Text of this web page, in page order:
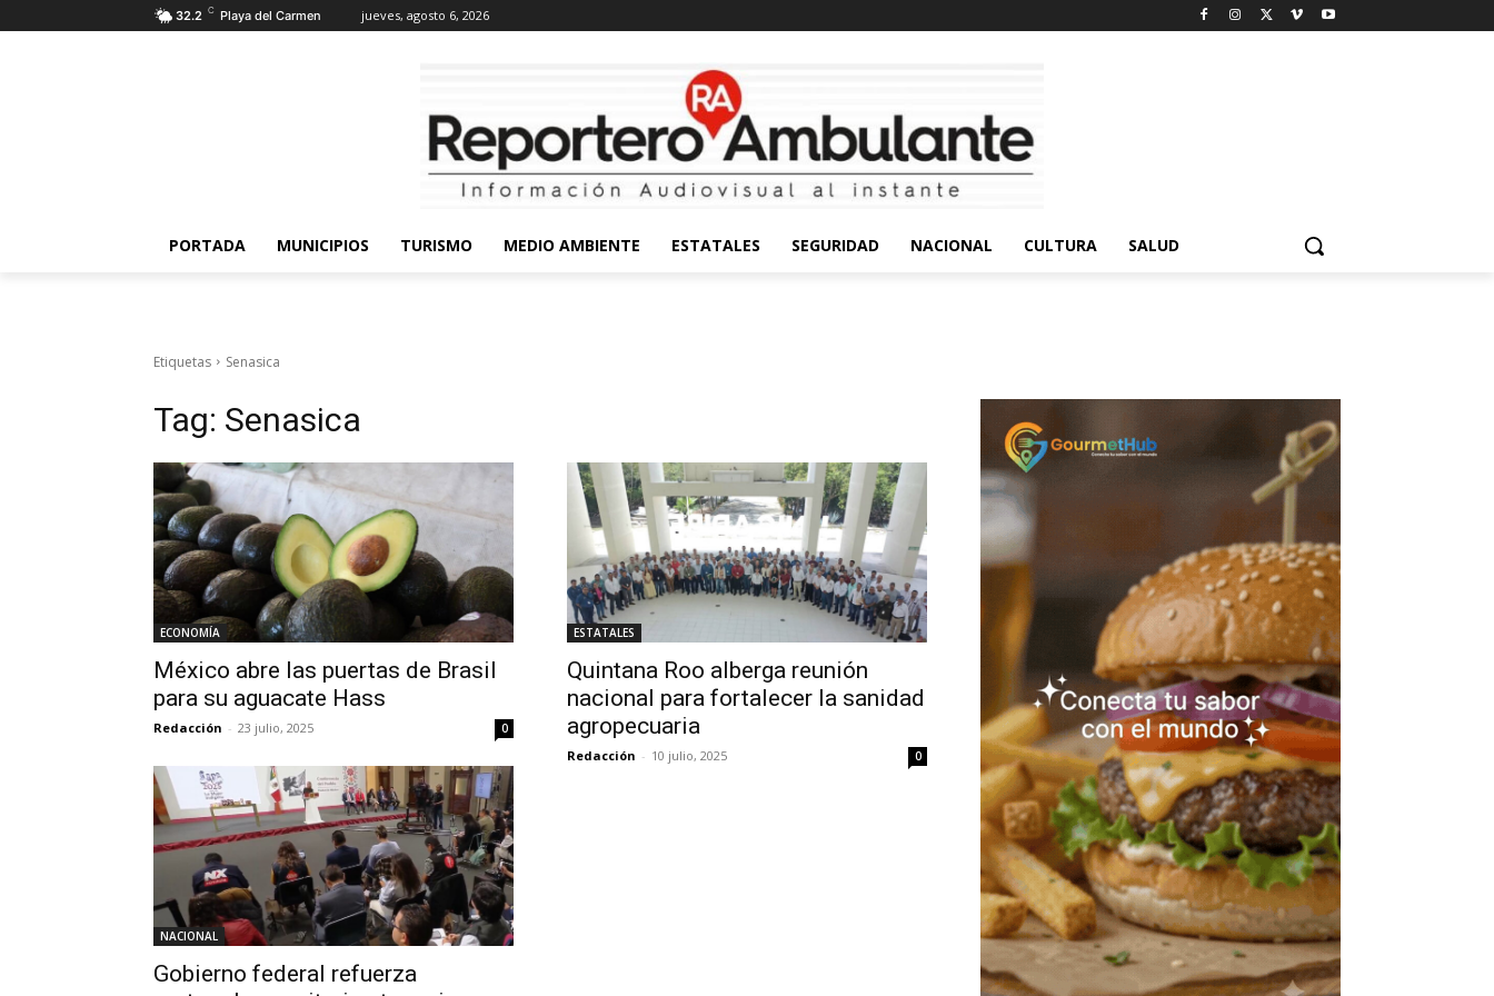
32.2 C Playa del Carmen jueves, agosto 6, 2026
PORTADA MUNICIPIOS TURISMO MEDIO AMBIENTE ESTATALES SEGURIDAD NACIONAL CULTURA SALUD
Etiquetas Senasica
Tag: Senasica
ECONOMÍA
México abre las puertas de Brasil
para su aguacate Hass
Redacción - 23 julio, 2025 0
ESTATALES
Quintana Roo alberga reunión
nacional para fortalecer la sanidad
agropecuaria
Redacción - 10 julio, 2025 0
NACIONAL
Gobierno federal refuerza